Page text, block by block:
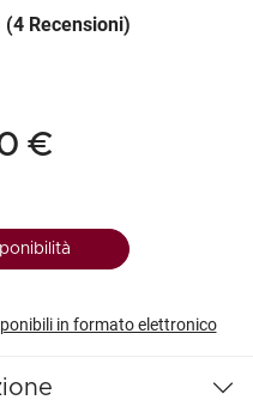
(4 Recensioni)
€
in formato elettronico